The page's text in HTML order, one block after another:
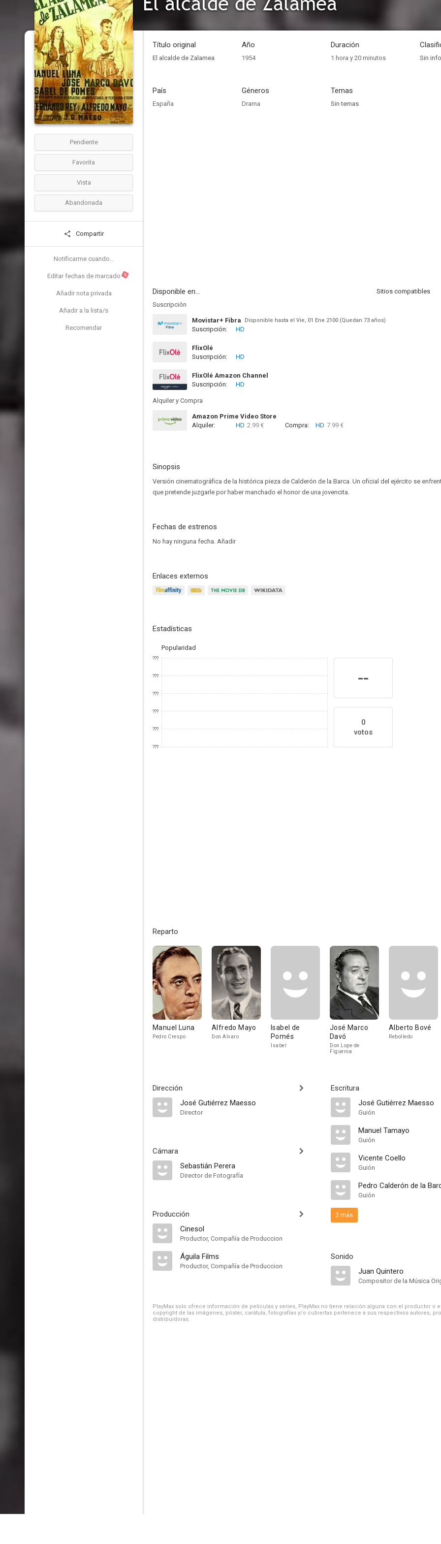
Pendiente
Favorita
Vista
Abandonada
Compartir
Notificarme cuando...
Editar fechas de marcado N
Añadir nota privada
Añadir a la lista/s
Recomendar
Título original
El alcalde de Zalamea
Año
1954
Duración
1 hora y 20 minutos Sin
País
España
Géneros
Drama
Temas
Sin temas
Disponible en...
Sitios compatibles
Suscripción
Movistar+ Fibra Disponible hasta el Vie, 01 Ene 2100 (Quedan 73 años)
Suscripción: HD
FlixOlé
Suscripción:
HD
FlixOlé Amazon Channel
Suscripción:
HD
Alquiler y Compra
Amazon Prime Video Store
Alquiler:
HD 2.99 € Compra: HD 7.99 €
Sinopsis
Versión cinematográfica de la histórica pieza de Calderón de la Barca. Un oficial del ejército se
que pretende juzgarle por haber manchado el honor de una jovencita.
Fechas de estrenos
No hay ninguna fecha. Añadir
Enlaces externos
Estadísticas
Popularidad
???
???
???
???
???
???
--
0
votos
Reparto
Manuel Luna
Pedro Crespo
Alfredo Mayo
Don Alvaro
Isabel de
Pomés
Isabel
José Marco
Davó
Don Lope de
Figueroa
Alberto Bové
Rebolledo
Dirección
José Gutiérrez Maesso
Director
Cámara
Sebastián Perera
Director de Fotografía
Producción
Cinesol
Productor, Compañía de Produccion
Águila Films
Productor, Compañía de Produccion
Escritura
José Gutiérrez Maesso
Guión
Manuel Tamayo
Guión
Vicente Coello
Guión
Pedro Calderón de la
Guión
2 más
Sonido
Juan Quintero
Compositor de la Música
PlayMax solo ofrece información de películas y series, PlayMax no tiene relación alguna con el productor o
copyright de las imágenes, póster, carátula, fotografías y/o cubiertas pertenece a sus respectivos autores,
distribuidoras.